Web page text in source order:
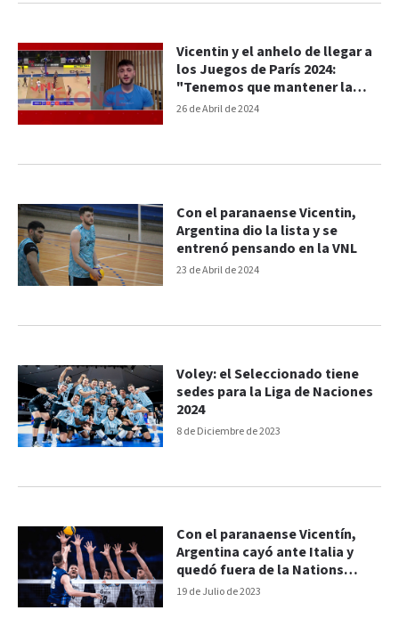
26 de Abril de 2024
Vicentin y el anhelo de llegar a
los Juegos de París 2024:
"Tenemos que mantener la
posición"
23 de Abril de 2024
Con el paranaense Vicentin,
Argentina dio la lista y se
entrenó pensando en la VNL
8 de Diciembre de 2023
Voley: el Seleccionado tiene
sedes para la Liga de Naciones
2024
19 de Julio de 2023
Con el paranaense Vicentín,
Argentina cayó ante Italia y
quedó fuera de la Nations
League